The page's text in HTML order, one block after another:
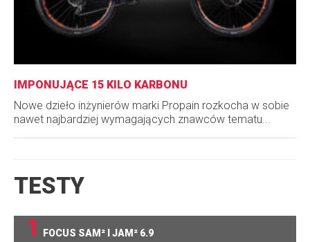
IMPONUJĄCE 15 KILO KARBONU
Nowe dzieło inżynierów marki Propain rozkocha w sobie
nawet najbardziej wymagających znawców tematu...
TESTY
1
FOCUS SAM² I JAM² 6.9